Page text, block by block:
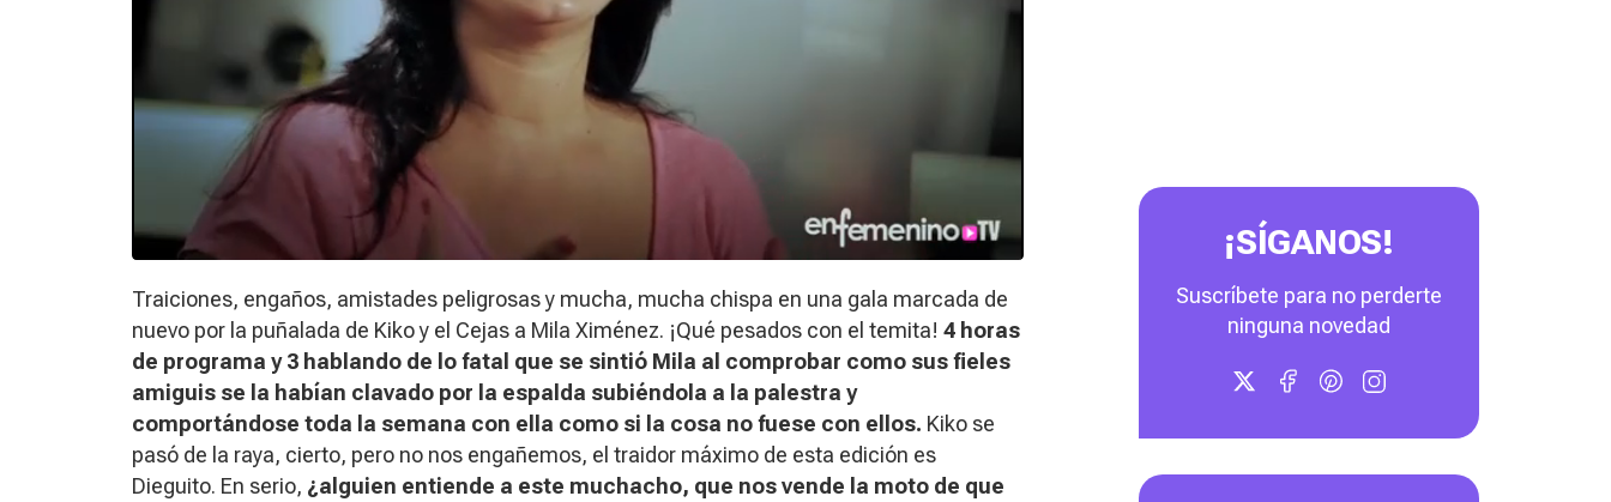
Traiciones, engaños, amistades peligrosas y mucha, mucha chispa en una gala marcada de
nuevo por la puñalada de Kiko y el Cejas a Mila Ximénez. ¡Qué pesados con el temita! 4 horas
de programa y 3 hablando de lo fatal que se sintió Mila al comprobar como sus fieles
amiguis se la habían clavado por la espalda subiéndola a la palestra y
comportándose toda la semana con ella como si la cosa no fuese con ellos. Kiko se
pasó de la raya, cierto, pero no nos engañemos, el traidor máximo de esta edición es
Dieguito. En serio, ¿alguien entiende a este muchacho, que nos vende la moto de que
¡SÍGANOS!
Suscríbete para no perderte
ninguna novedad